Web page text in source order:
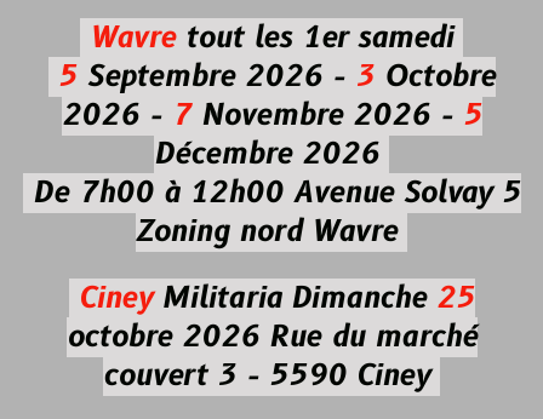
Wavretout les 1er samedi
5Septembre 2026 - 3Octobre
2026 -7Novembre 2026 - 5
Décembre 2026
De 7h00 à 12h00 Avenue Solvay 5
Zoning nord Wavre
CineyMilitaria Dimanche 25
octobre 2026Rue du marché
couvert 3 - 5590 Ciney